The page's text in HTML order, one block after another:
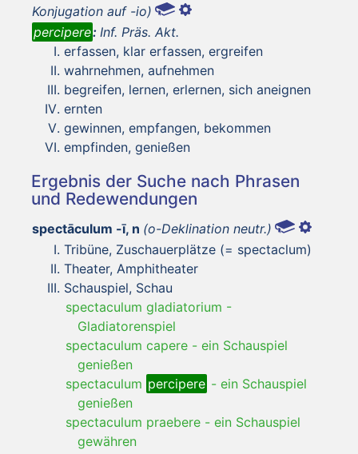
Konjugation auf -io)
percipere: Inf. Präs. Akt.
erfassen, klar erfassen, ergreifen
wahrnehmen, aufnehmen
begreifen, lernen, erlernen, sich aneignen
ernten
gewinnen, empfangen, bekommen
empfinden, genießen
Ergebnis der Suche nach Phrasen
und Redewendungen
spectāculum -ī, n (o-Deklination neutr.)
Tribüne, Zuschauerplätze (= spectaclum)
Theater, Amphitheater
Schauspiel, Schau
spectaculum gladiatorium -
Gladiatorenspiel
spectaculum capere - ein Schauspiel
genießen
spectaculum percipere - ein Schauspiel
genießen
spectaculum praebere - ein Schauspiel
gewähren